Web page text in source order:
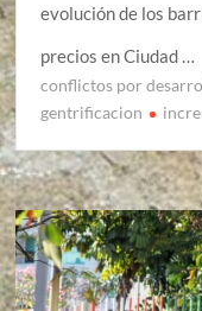
evolución de los
precios en Ciudad …
conflictos por
gentrificacion